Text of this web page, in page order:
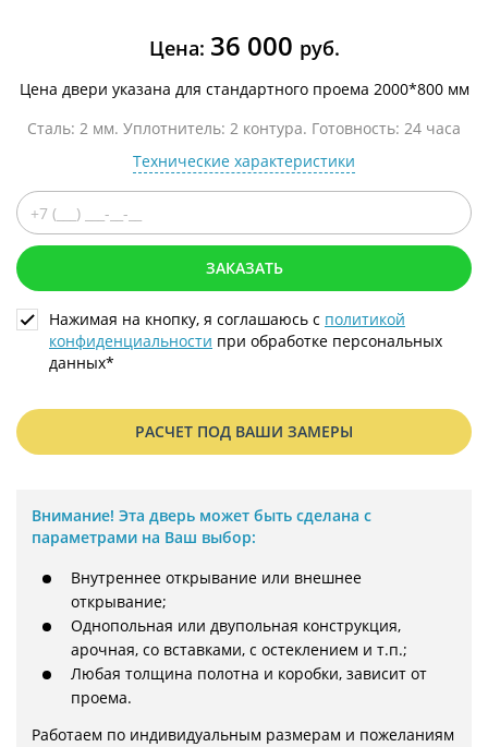
Цена: 36 000 руб.
Цена двери указана для стандартного проема 2000*800 мм
Сталь: 2 мм. Уплотнитель: 2 контура. Готовность: 24 часа
Технические характеристики
ЗАКАЗАТЬ
Нажимая на кнопку, я соглашаюсь с политикой
конфиденциальности при обработке персональных
данных*
РАСЧЕТ ПОД ВАШИ ЗАМЕРЫ
Внимание! Эта дверь может быть сделана с
параметрами на Ваш выбор:
Внутреннее открывание или внешнее
открывание;
Однопольная или двупольная конструкция,
арочная, со вставками, с остеклением и т.п.;
Любая толщина полотна и коробки, зависит от
проема.
Работаем по индивидуальным размерам и пожеланиям